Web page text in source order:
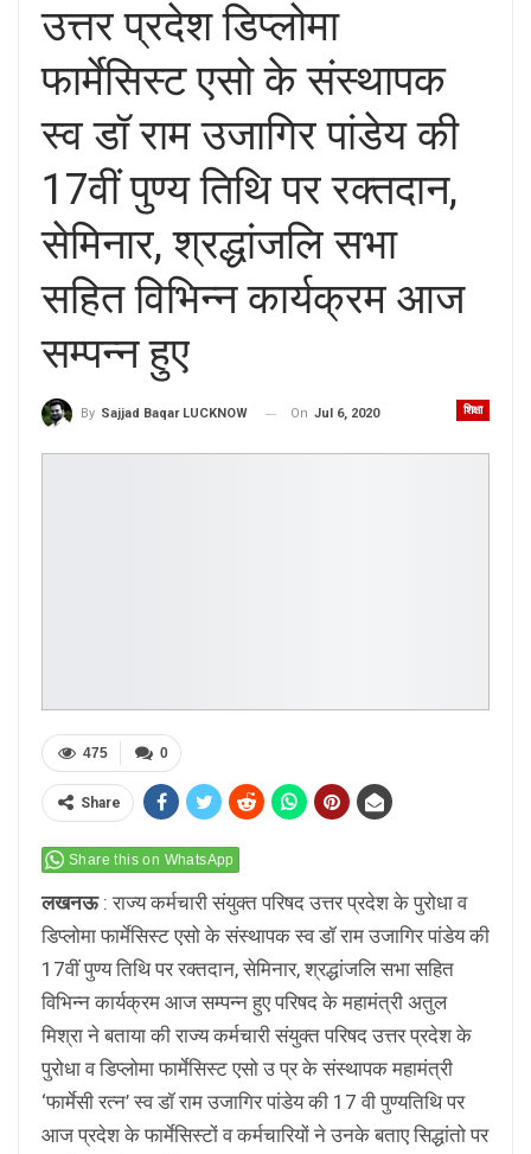
उत्तर प्रदेश डिप्लोमा
फार्मेसिस्ट एसो के संस्थापक
स्व डॉ राम उजागिर पांडेय की
17वीं पुण्य तिथि पर रक्तदान,
सेमिनार, श्रद्धांजलि सभा
सहित विभिन्न कार्यक्रम आज
सम्पन्न हुए
शिक्षा
By Sajjad Baqar LUCKNOW On Jul 6, 2020
0
475
Share
Share this on WhatsApp
लखनऊ: राज्य कर्मचारी संयुक्त परिषद उत्तर प्रदेश के पुरोधा व
डिप्लोमा फार्मेसिस्ट एसो के संस्थापक स्व डॉ राम उजागिर पांडेय की
17वीं पुण्य तिथि पर रक्तदान, सेमिनार, श्रद्धांजलि सभा सहित
विभिन्न कार्यक्रम आज सम्पन्न हुए परिषद के महामंत्री अतुल
मिश्रा ने बताया की राज्य कर्मचारी संयुक्त परिषद उत्तर प्रदेश के
पुरोधा व डिप्लोमा फार्मेसिस्ट एसो उ प्र के संस्थापक महामंत्री
‘फार्मेसी रत्न’ स्व डॉ राम उजागिर पांडेय की 17 वी पुण्यतिथि पर
आज प्रदेश के फार्मेसिस्टों व कर्मचारियों ने उनके बताए सिद्धांतो पर